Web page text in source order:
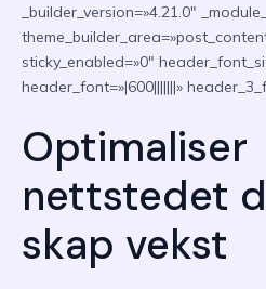
_builder_version=»4.21.0″
sticky_enabled=»0″
header_font=»|600|||||||»
Optimaliser
nettstedet
skap vekst